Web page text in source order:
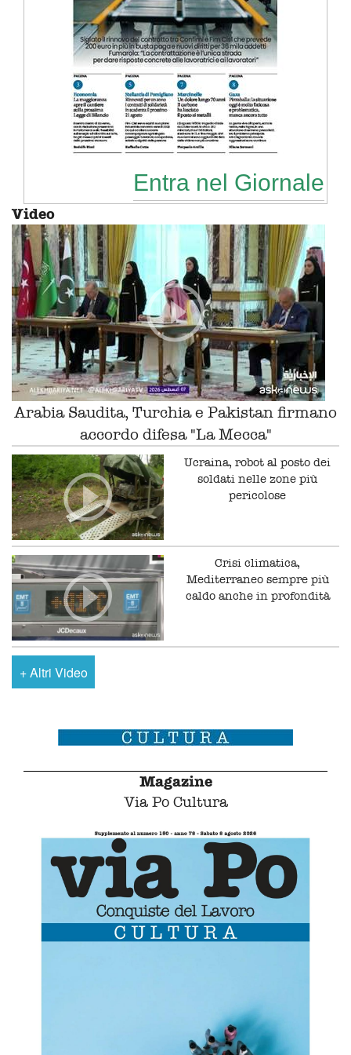
Entra nel Giornale
Video
Arabia Saudita, Turchia e Pakistan firmano
accordo difesa "La Mecca"
Ucraina, robot al posto dei
soldati nelle zone più
pericolose
Crisi climatica,
Mediterraneo sempre più
caldo anche in profondità
+Altri Video
Magazine
Via Po Cultura